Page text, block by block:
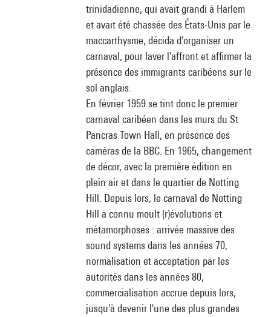
trinidadienne, qui avait grandi à Harlem
et avait été chassée des États-Unis par le
maccarthysme, décida d'organiser un
carnaval, pour laver l'affront et affirmer la
présence des immigrants caribéens sur le
sol anglais.
En février 1959 se tint donc le premier
carnaval caribéen dans les murs du St
Pancras Town Hall, en présence des
caméras de la BBC. En 1965, changement
de décor, avec la première édition en
plein air et dans le quartier de Notting
Hill. Depuis lors, le carnaval de Notting
Hill a connu moult (r)évolutions et
métamorphoses : arrivée massive des
sound systems dans les années 70,
normalisation et acceptation par les
autorités dans les années 80,
commercialisation accrue depuis lors,
jusqu'à devenir l'une des plus grandes